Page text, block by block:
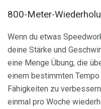
800-Meter-
Wenn du etwas
deine Stärke und
eine Menge Übung, die
einem bestimmten
Fähigkeiten zu
einmal pro Woche